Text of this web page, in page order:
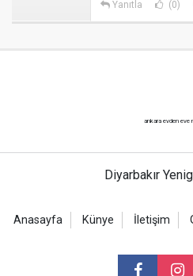
Yanıtla (0)
ankara evden eve
Diyarbakır
Anasayfa Künye İletişim